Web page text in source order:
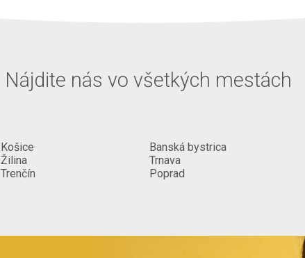
Nájdite nás vo všetkých mestách
Košice
Žilina
Trenčín
Banská bystrica
Trnava
Poprad